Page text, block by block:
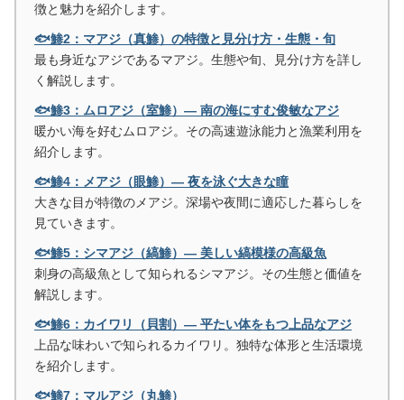
徴と魅力を紹介します。
🐟鯵2：マアジ（真鯵）の特徴と見分け方・生態・旬
最も身近なアジであるマアジ。生態や旬、見分け方を詳し
く解説します。
🐟鯵3：ムロアジ（室鯵）― 南の海にすむ俊敏なアジ
暖かい海を好むムロアジ。その高速遊泳能力と漁業利用を
紹介します。
🐟鯵4：メアジ（眼鯵）― 夜を泳ぐ大きな瞳
大きな目が特徴のメアジ。深場や夜間に適応した暮らしを
見ていきます。
🐟鯵5：シマアジ（縞鯵）― 美しい縞模様の高級魚
刺身の高級魚として知られるシマアジ。その生態と価値を
解説します。
🐟鯵6：カイワリ（貝割）― 平たい体をもつ上品なアジ
上品な味わいで知られるカイワリ。独特な体形と生活環境
を紹介します。
🐟鯵7：マルアジ（丸鯵）